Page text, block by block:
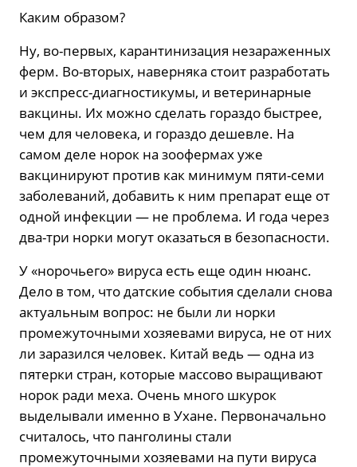
Каким образом?
Ну, во-первых, карантинизация незараженных
ферм. Во-вторых, наверняка стоит разработать
и экспресс-диагностикумы, и ветеринарные
вакцины. Их можно сделать гораздо быстрее,
чем для человека, и гораздо дешевле. На
самом деле норок на зоофермах уже
вакцинируют против как минимум пяти-семи
заболеваний, добавить к ним препарат еще от
одной инфекции — не проблема. И года через
два-три норки могут оказаться в безопасности.
У «норочьего» вируса есть еще один нюанс.
Дело в том, что датские события сделали снова
актуальным вопрос: не были ли норки
промежуточными хозяевами вируса, не от них
ли заразился человек. Китай ведь — одна из
пятерки стран, которые массово выращивают
норок ради меха. Очень много шкурок
выделывали именно в Ухане. Первоначально
считалось, что панголины стали
промежуточными хозяевами на пути вируса